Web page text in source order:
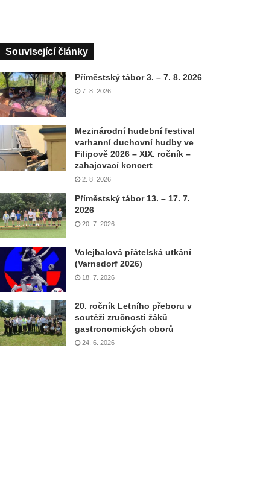
Související články
Příměstský tábor 3. – 7. 8. 2026
7. 8. 2026
Mezinárodní hudební festival
varhanní duchovní hudby ve
Filipově 2026 – XIX. ročník –
zahajovací koncert
2. 8. 2026
Příměstský tábor 13. – 17. 7.
2026
20. 7. 2026
Volejbalová přátelská utkání
(Varnsdorf 2026)
18. 7. 2026
20. ročník Letního přeboru v
soutěži zručnosti žáků
gastronomických oborů
24. 6. 2026